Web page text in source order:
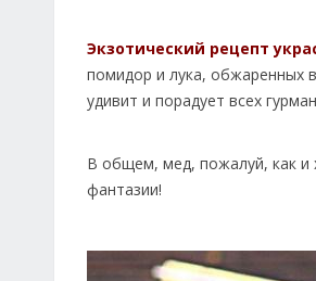
Экзотический рецепт
помидор и лука, обжаренных
удивит и порадует всех
В общем, мед, пожалуй, как и
фантазии!